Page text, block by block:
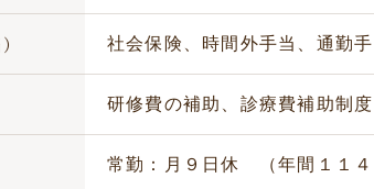
社会保険、時間外手当、通勤
研修費の補助、診療費補助制
常勤：月９日休 （年間１１４